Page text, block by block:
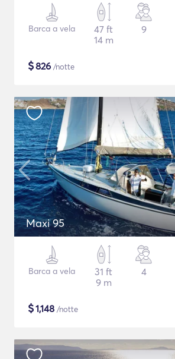
Barca a vela
47 ft
14 m
9
$826 /notte
Maxi 95
Barca a vela
31 ft
9 m
4
$1,148 /notte